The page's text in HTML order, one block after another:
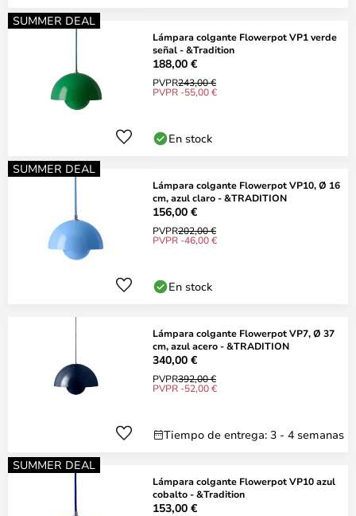
SUMMER DEAL
Lámpara colgante Flowerpot VP1 verde
señal - &Tradition
188,00 €
PVPR243,00 €
PVPR -55,00 €
En stock
SUMMER DEAL
Lámpara colgante Flowerpot VP10, Ø 16
cm, azul claro - &TRADITION
156,00 €
PVPR202,00 €
PVPR -46,00 €
En stock
Lámpara colgante Flowerpot VP7, Ø 37
cm, azul acero - &TRADITION
340,00 €
PVPR392,00 €
PVPR -52,00 €
Tiempo de entrega: 3 - 4 semanas
SUMMER DEAL
Lámpara colgante Flowerpot VP10 azul
cobalto - &Tradition
153,00 €